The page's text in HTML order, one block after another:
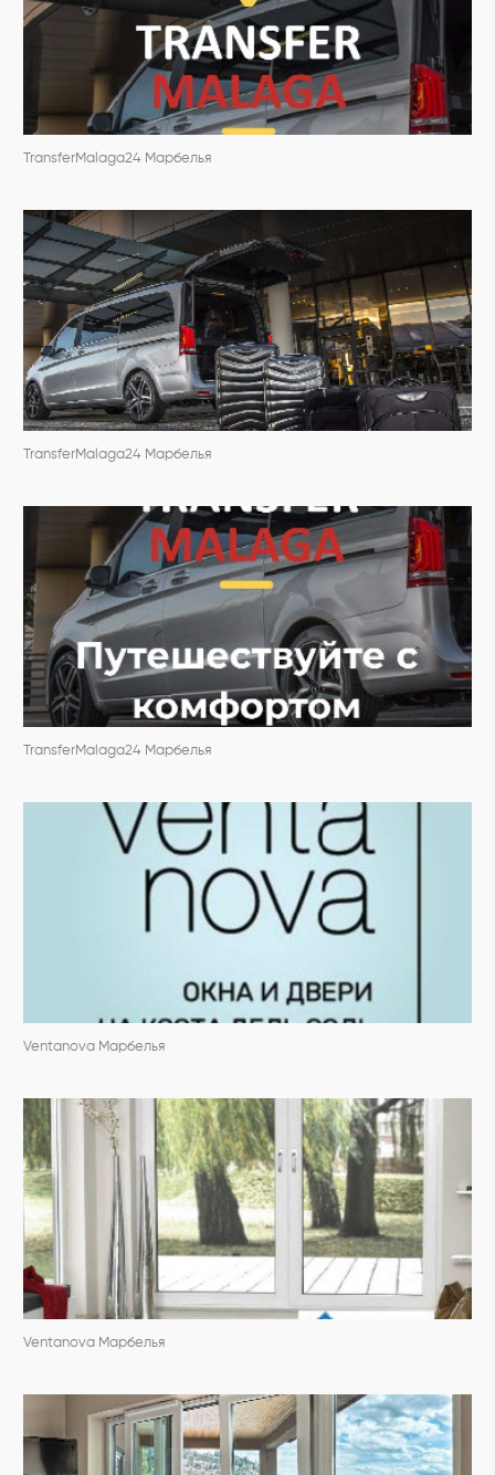
TransferMalaga24 Марбелья
TransferMalaga24 Марбелья
TransferMalaga24 Марбелья
Ventanova Марбелья
Ventanova Марбелья